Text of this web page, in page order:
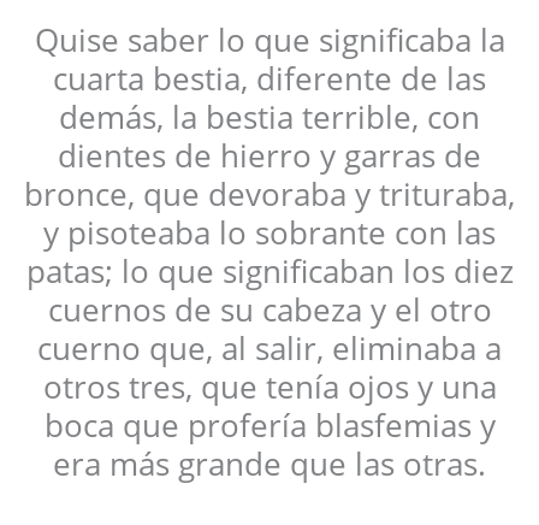
Quise saber lo que significaba la
cuarta bestia, diferente de las
demás, la bestia terrible, con
dientes de hierro y garras de
bronce, que devoraba y trituraba,
y pisoteaba lo sobrante con las
patas; lo que significaban los diez
cuernos de su cabeza y el otro
cuerno que, al salir, eliminaba a
otros tres, que tenía ojos y una
boca que profería blasfemias y
era más grande que las otras.